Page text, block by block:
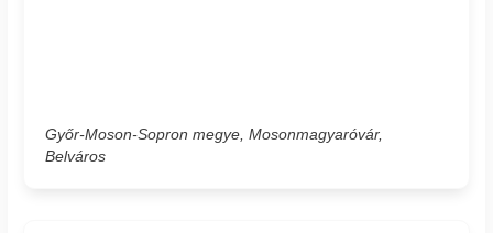
Győr-Moson-Sopron megye, Mosonmagyaróvár,
Belváros